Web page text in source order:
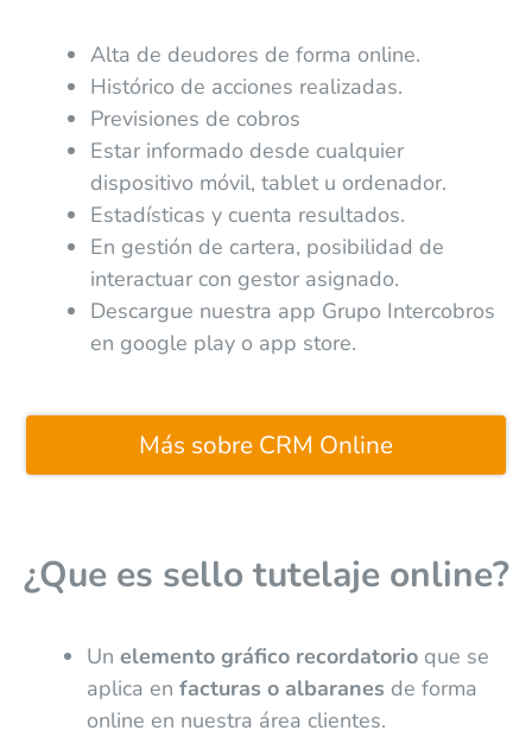
Alta de deudores de forma online.
Histórico de acciones realizadas.
Previsiones de cobros
Estar informado desde cualquier
dispositivo móvil, tablet u ordenador.
Estadísticas y cuenta resultados.
En gestión de cartera, posibilidad de
interactuar con gestor asignado.
Descargue nuestra app Grupo Intercobros
en google play o app store.
Más sobre CRM Online
¿Que es sello tutelaje online?
Un elemento gráfico recordatorioque se
aplica en facturas o albaranes de forma
online en nuestra área clientes.